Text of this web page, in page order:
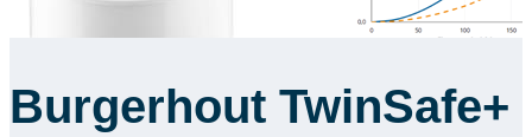
Burgerhout TwinSafe+